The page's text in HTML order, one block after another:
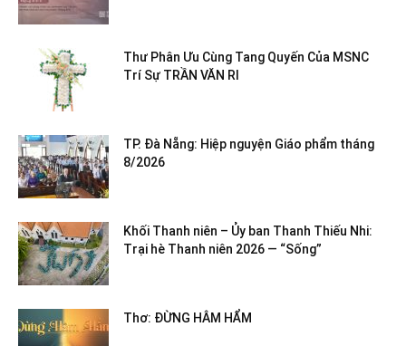
Thư Phân Ưu Cùng Tang Quyến Của MSNC
Trí Sự TRẦN VĂN RI
TP. Đà Nẵng: Hiệp nguyện Giáo phẩm tháng
8/2026
Khối Thanh niên – Ủy ban Thanh Thiếu Nhi:
Trại hè Thanh niên 2026 — “Sống”
Thơ: ĐỪNG HÂM HẨM